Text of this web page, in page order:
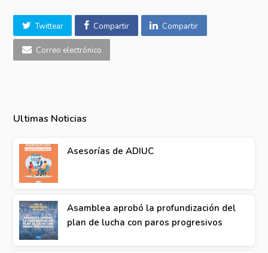
Twittear Compartir Compartir
Correo electrónico
Ultimas Noticias
Asesorías de ADIUC
Asamblea aprobó la profundización del
plan de lucha con paros progresivos